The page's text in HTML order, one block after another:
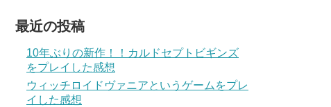
最近の投稿
10年ぶりの新作！！カルドセプトビギンズ
をプレイした感想
ウィッチロイドヴァニアというゲームをプレ
イした感想